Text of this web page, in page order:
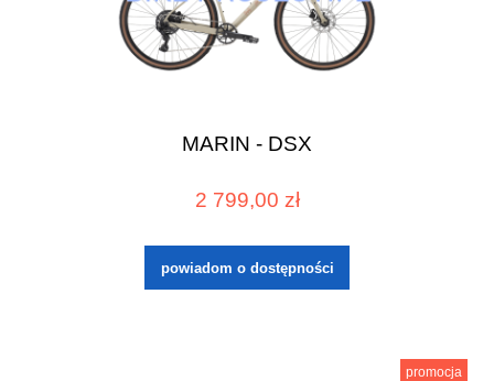
MARIN - DSX
2 799,00 zł
powiadom o dostępności
promocja